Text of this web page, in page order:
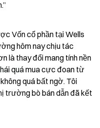
Vốn cổ phần tại Wells
hôm nay chịu tác
là thay đổi mang tính nền
quá mua cực đoan từ
quá bất ngờ. Tôi
trường bò bán dẫn đã kết